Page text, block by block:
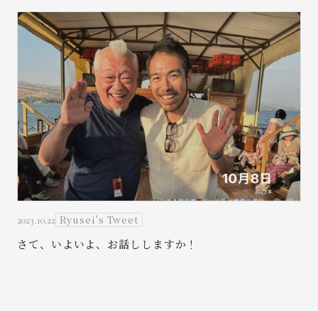
2023.10.22 Ryusei's Tweet
さて、いよいよ、お話ししますか！